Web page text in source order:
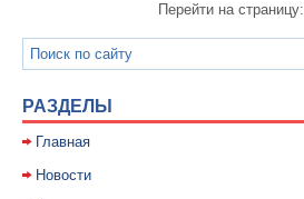
Перейти на страницу:
РАЗДЕЛЫ
Главная
Новости